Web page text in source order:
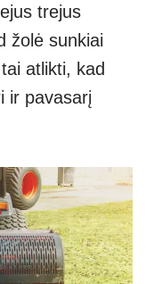
trejus
žolė sunkiai
atlikti, kad
ir pavasarį